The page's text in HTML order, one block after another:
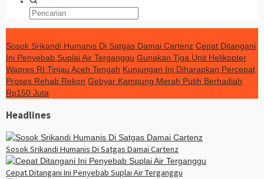
Sosok Srikandi Humanis Di Satgas Damai Cartenz Cepat Ditangani
Ini Penyebab Suplai Air Terganggu Gunakan Tiga Unit Helikopter
Wapres RI Tinjau Aceh Tengah Kunjungan Ini Diharapkan Percepat
Proses Rehab Rekon Gebyar Kampung Merah Putih Berhadiah
Rp150 Juta
Headlines
Sosok Srikandi Humanis Di Satgas Damai Cartenz
Cepat Ditangani Ini Penyebab Suplai Air Terganggu